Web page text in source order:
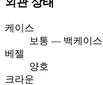
케이스
보통 — 백케이
베젤
양호
크라운